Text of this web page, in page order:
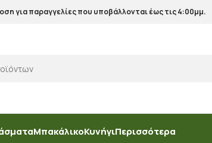
για παραγγελίες που υποβάλλονται έως τις 4:00μμ.
ΜπακάλικοΚυνήγιΠερισσότερα